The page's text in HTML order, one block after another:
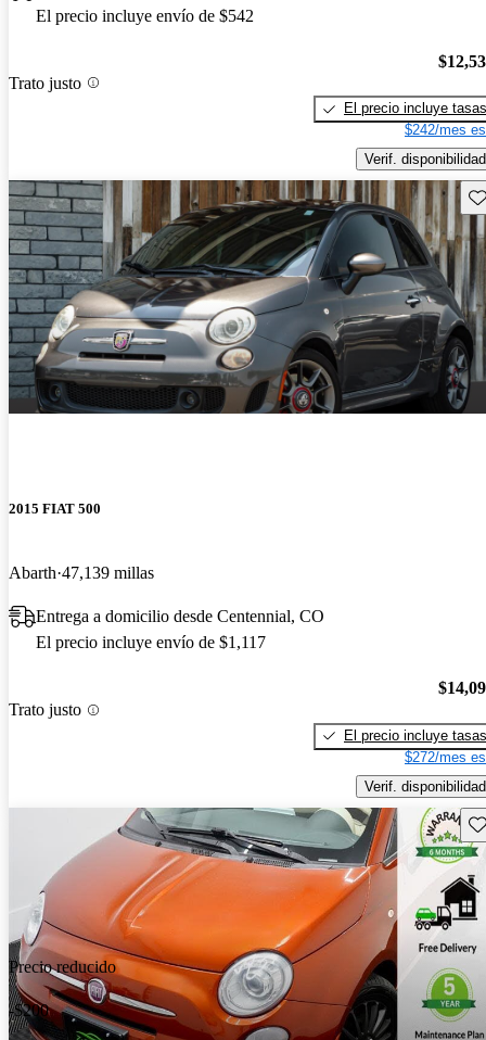
El precio incluye envío de $542
Trato justo
El precio incluye tasas
$242/mes
Verif. disponibilidad
2015 FIAT 500
Abarth 47,139 millas
Entrega a domicilio desde Centennial, CO
El precio incluye envío de $1,117
Trato justo
El precio incluye tasas
$272/mes
Verif. disponibilidad
Precio reducido
-$200